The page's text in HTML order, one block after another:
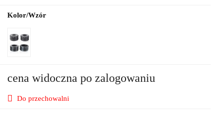
Kolor/Wzór
cena widoczna po zalogowaniu
Do przechowalni